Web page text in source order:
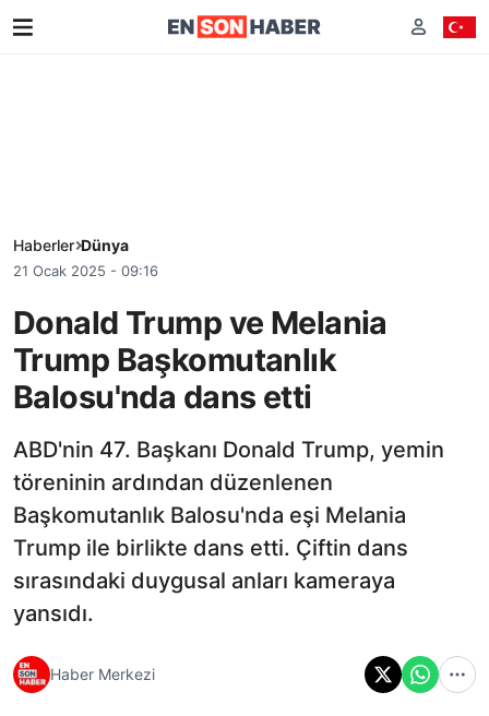
Haberler Dünya
21 Ocak 2025 - 09:16
Donald Trump ve Melania
Trump Başkomutanlık
Balosu'nda dans etti
ABD'nin 47. Başkanı Donald Trump, yemin
töreninin ardından düzenlenen
Başkomutanlık Balosu'nda eşi Melania
Trump ile birlikte dans etti. Çiftin dans
sırasındaki duygusal anları kameraya
yansıdı.
Haber Merkezi